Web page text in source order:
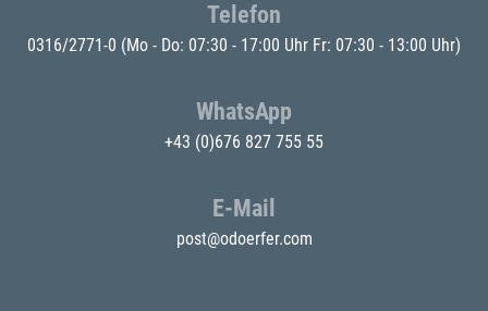
Telefon
0316/2771-0 (Mo - Do: 07:30 - 17:00 Uhr Fr: 07:30 - 13:00 Uhr)
WhatsApp
+43 (0)676 827 755 55
E-Mail
post@odoerfer.com